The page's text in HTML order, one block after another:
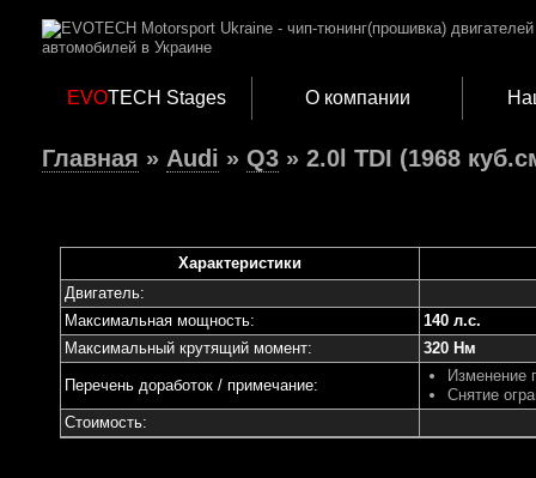
EVOTECH Stages О компании
Главная » Audi » Q3 » 2.0l TDI (1968
Характеристики
Двигатель:
Максимальная мощность:
140 л.с.
Максимальный крутящий момент:
320 Нм
Перечень доработок / примечание:
Изменение
Снятие
Стоимость: